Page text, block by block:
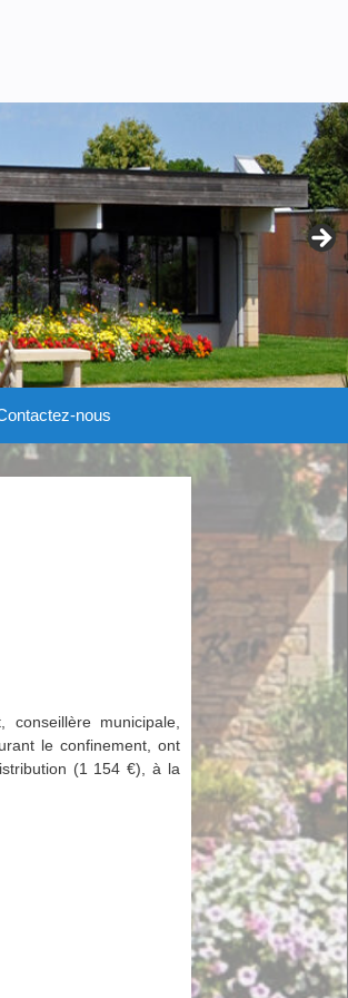
nous
municipale,
le confinement, ont
(1 154 €), à la